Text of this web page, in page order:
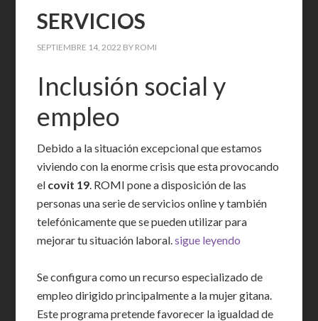
SERVICIOS
SEPTIEMBRE 14, 2022 BY ROMI
Inclusión social y
empleo
Debido a la situación excepcional que estamos
viviendo con la enorme crisis que esta provocando
el covit 19. ROMI pone a disposición de las
personas una serie de servicios online y también
telefónicamente que se pueden utilizar para
mejorar tu situación laboral.sigue leyendo
Se configura como un recurso especializado de
empleo dirigido principalmente a la mujer gitana.
Este programa pretende favorecer la igualdad de